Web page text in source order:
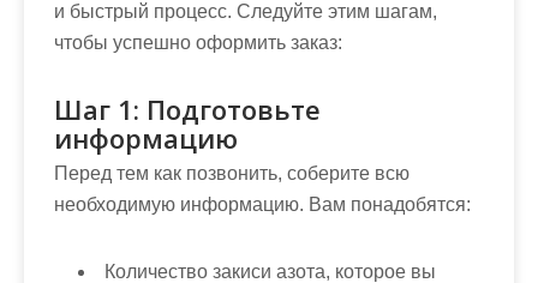
и быстрый процесс. Следуйте этим шагам,
чтобы успешно оформить заказ:
Шаг 1: Подготовьте
информацию
Перед тем как позвонить, соберите всю
необходимую информацию. Вам понадобятся:
Количество закиси азота, которое вы